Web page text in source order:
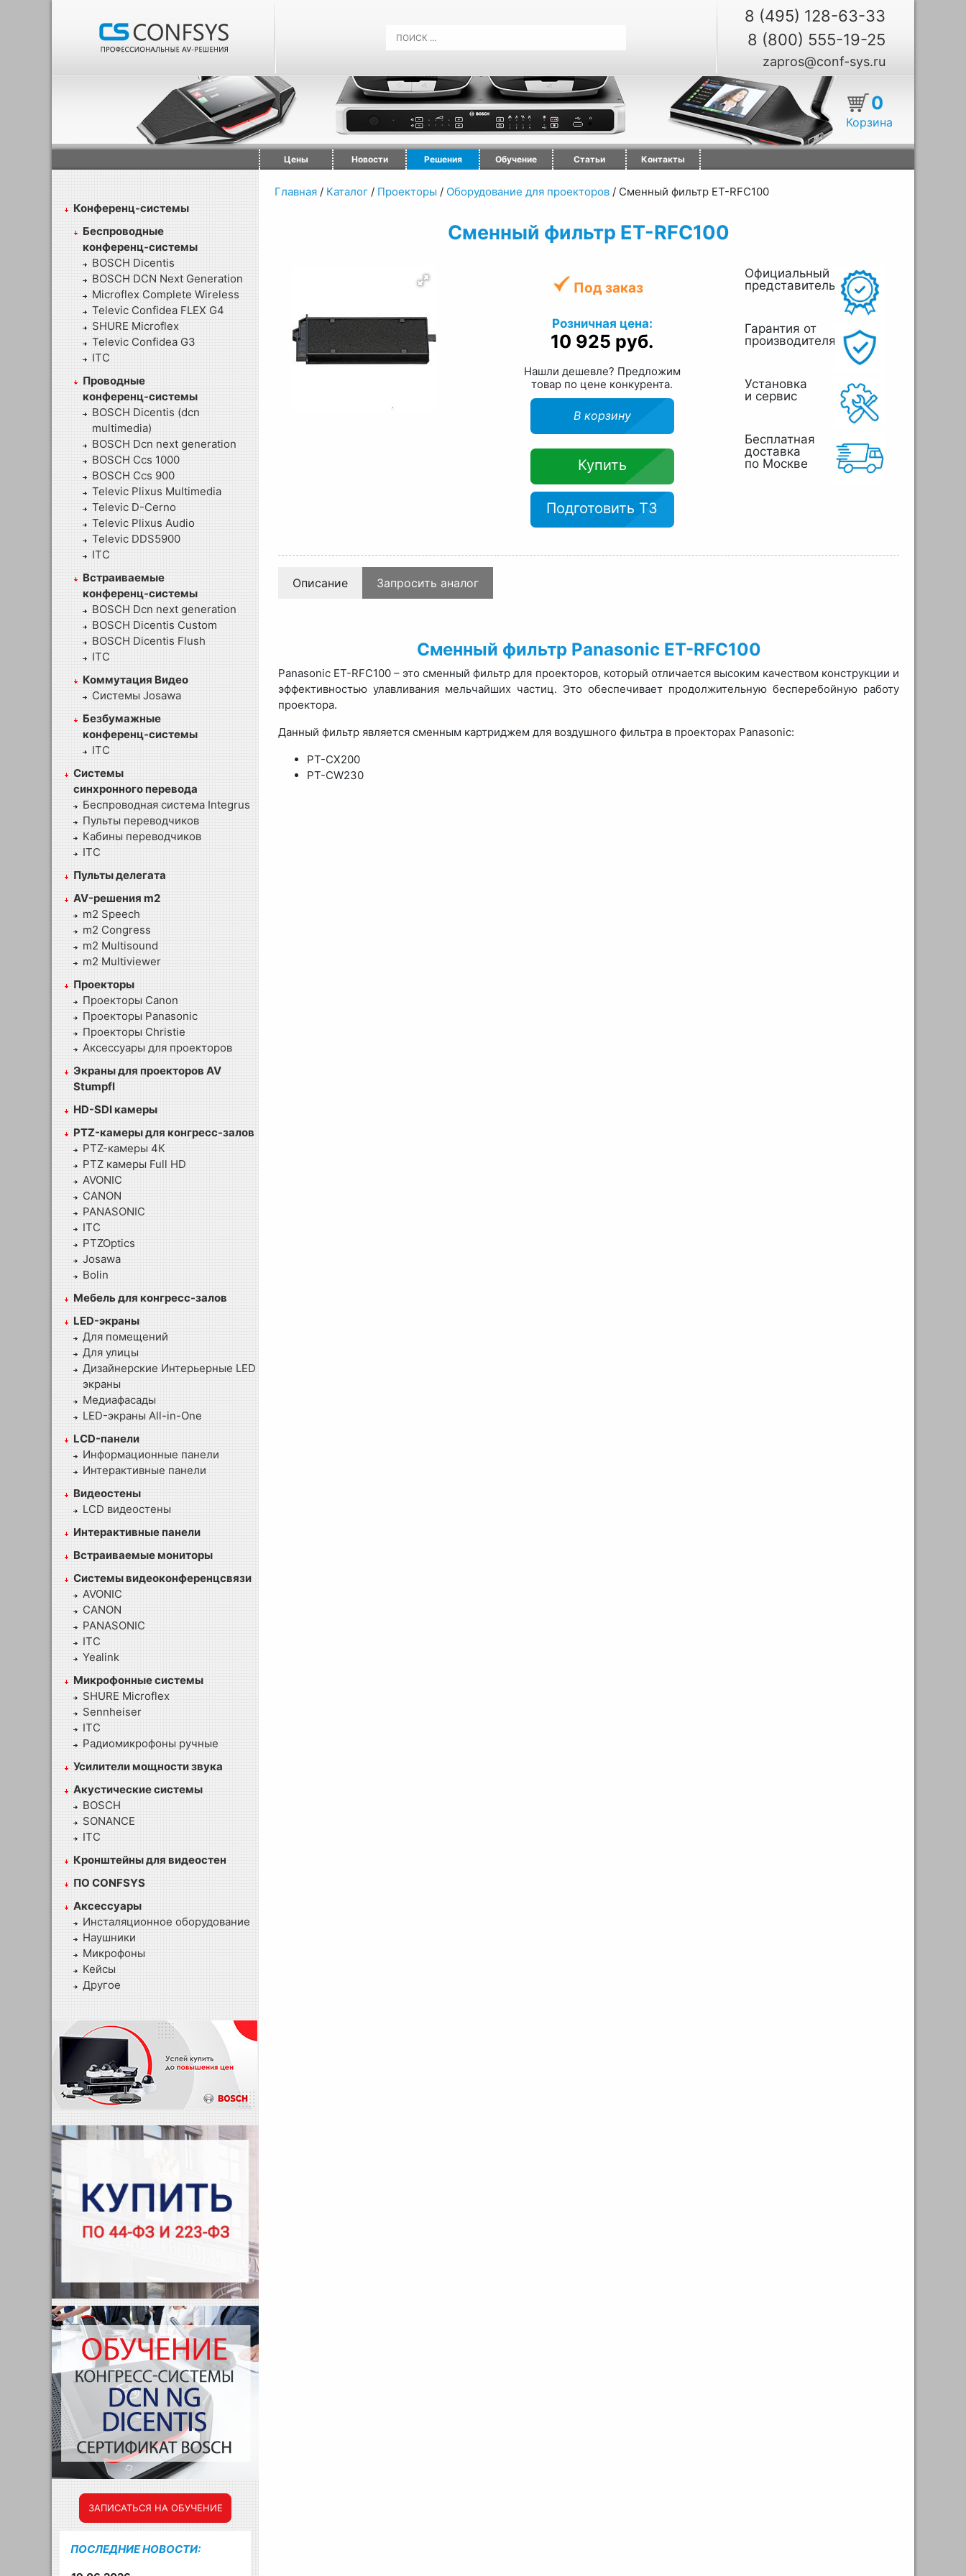
8 (495) 128-63-33
8 (800) 555-19-25
zapros@conf-sys.ru
0
Корзина
Цены Новости Решения Обучение Статьи Контакты
Конференц-системы
Беспроводные
конференц-системы
BOSCH Dicentis
BOSCH DCN Next Generation
Microflex Complete Wireless
Televic Confidea FLEX G4
SHURE Microflex
Televic Confidea G3
ITC
Проводные
конференц-системы
BOSCH Dicentis (dcn
multimedia)
BOSCH Dcn next generation
BOSCH Ccs 1000
BOSCH Ccs 900
Televic Plixus Multimedia
Televic D-Cerno
Televic Plixus Audio
Televic DDS5900
ITC
Встраиваемые
конференц-системы
BOSCH Dcn next generation
BOSCH Dicentis Custom
BOSCH Dicentis Flush
ITC
Коммутация Видео
Системы Josawa
Безбумажные
конференц-системы
ITC
Системы
синхронного перевода
Беспроводная система Integrus
Пульты переводчиков
Кабины переводчиков
ITC
Пульты делегата
AV-решения m2
m2 Speech
m2 Congress
m2 Multisound
m2 Multiviewer
Проекторы
Проекторы Canon
Проекторы Panasonic
Проекторы Christie
Аксессуары для проекторов
Экраны для проекторов AV
Stumpfl
HD-SDI камеры
PTZ-камеры для конгресс-залов
PTZ-камеры 4К
PTZ камеры Full HD
AVONIC
CANON
PANASONIC
ITC
PTZOptics
Josawa
Bolin
Мебель для конгресс-залов
LED-экраны
Для помещений
Для улицы
Дизайнерские Интерьерные LED
экраны
Медиафасады
LED-экраны All-in-One
LCD-панели
Информационные панели
Интерактивные панели
Видеостены
LCD видеостены
Интерактивные панели
Встраиваемые мониторы
Системы видеоконференцсвязи
AVONIC
CANON
PANASONIC
ITC
Yealink
Микрофонные системы
SHURE Microflex
Sennheiser
ITC
Радиомикрофоны ручные
Усилители мощности звука
Акустические системы
BOSCH
SONANCE
ITC
Кронштейны для видеостен
ПО CONFSYS
Аксессуары
Инсталяционное оборудование
Наушники
Микрофоны
Кейсы
Другое
ЗАПИСАТЬСЯ НА ОБУЧЕНИЕ
ПОСЛЕДНИЕ НОВОСТИ:
Главная / Каталог / Проекторы / Оборудование для проекторов / Сменный фильтр ET-RFC100
Сменный фильтр ET-RFC100
Под заказ
Розничная цена:
10 925 руб.
Нашли дешевле? Предложим
товар по цене конкурента.
В корзину
Купить
Подготовить ТЗ
Официальный
представитель
Гарантия от
производителя
Установка
и сервис
Бесплатная
доставка
по Москве
Описание Запросить аналог
Сменный фильтр Panasonic ET-RFC100
Panasonic ET-RFC100 – это сменный фильтр для проекторов, который отличается высоким качеством конструкции и
эффективностью улавливания мельчайших частиц. Это обеспечивает продолжительную бесперебойную работу
проектора.
Данный фильтр является сменным картриджем для воздушного фильтра в проекторах Panasonic:
PT-CX200
PT-CW230